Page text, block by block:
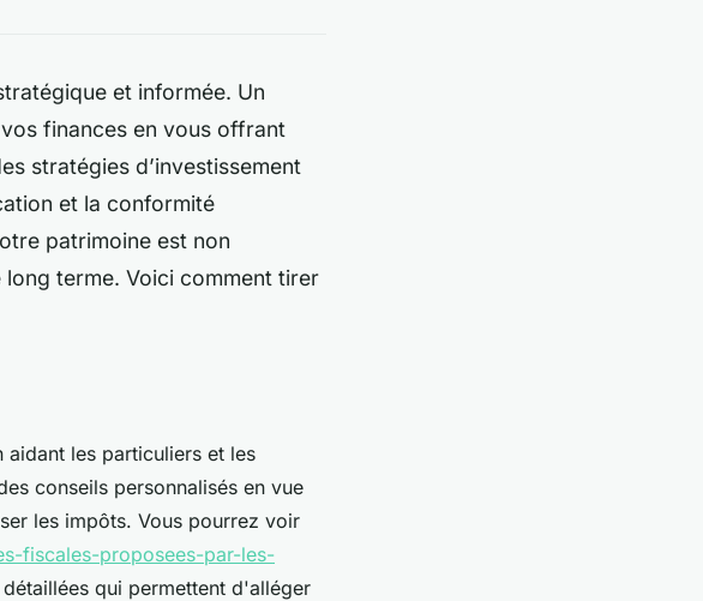
et informée. Un
finances en vous offrant
stratégies d’investissement
et la conformité
patrimoine est non
terme. Voici comment tirer
les particuliers et les
conseils personnalisés en vue
les impôts. Vous pourrez voir
fiscales-proposees-par-les-
qui permettent d'alléger